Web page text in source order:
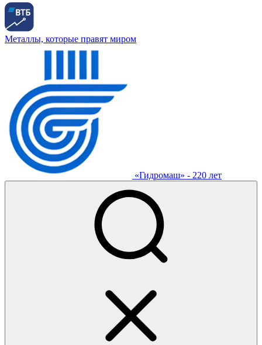
Металлы, которые правят миром
«Гидромаш» - 220 лет